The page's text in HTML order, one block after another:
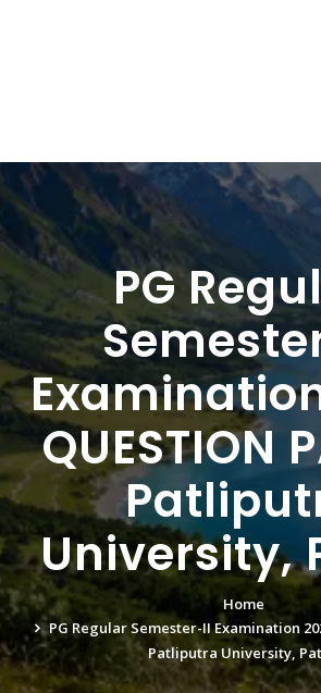
PG
QUESTION
University,
Home
PG Regular Semester-II Examination
Patliputra University,